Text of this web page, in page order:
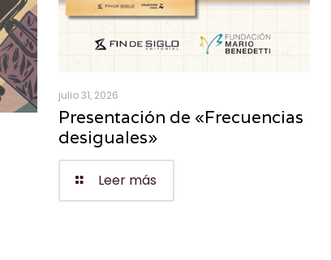
julio 31, 2026
Presentación de «Frecuencias
desiguales»
Leer más